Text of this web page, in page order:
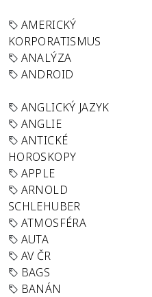
AMERICKÝ
KORPORATISMUS
ANALÝZA
ANDROID
ANGLICKÝ JAZYK
ANGLIE
ANTICKÉ
HOROSKOPY
APPLE
ARNOLD
SCHLEHUBER
ATMOSFÉRA
AUTA
AV ČR
BAGS
BANÁN